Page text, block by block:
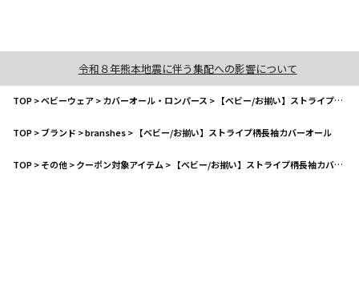
令和８年熊本地震に伴う集配への影響について
TOP>ベビーウェア>カバーオール・ロンパース > 【ベビー/お揃い】ストライプ柄長袖カバーオール
TOP>ブランド >branshes> 【ベビー/お揃い】ストライプ柄長袖カバーオール
TOP>その他>クーポン対象アイテム > 【ベビー/お揃い】ストライプ柄長袖カバーオール